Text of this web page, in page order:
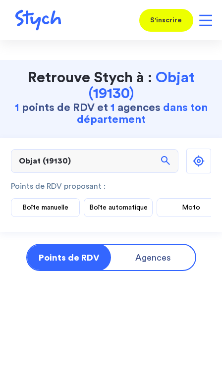
S'inscrire
Retrouve Stych à : Objat
(19130)
1 points de RDV et 1 agences dans ton
département
search
Points de RDV proposant :
Boîte manuelle Boîte automatique Moto
Points de RDV Agences